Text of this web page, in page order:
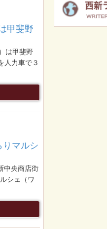
甲斐野
は甲斐野
人力車で３
りマルシ
中央商店街
シェ（ワ